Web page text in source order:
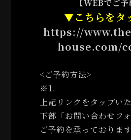
【WEBでご予
▼こちらをタ
https://
house.com/
<ご予約方法>
※1.
上記リンクをタップいた
下部「お問い合わせフ
ご予約を承っております